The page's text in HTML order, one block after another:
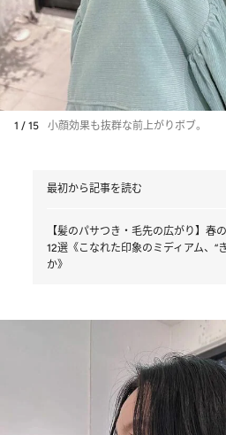
1 / 15 小顔効果も抜群な前上がりボブ。
最初から記事を読む
【髪のパサつき・毛先の広がり】春
12選《こなれた印象のミディアム、“
か》